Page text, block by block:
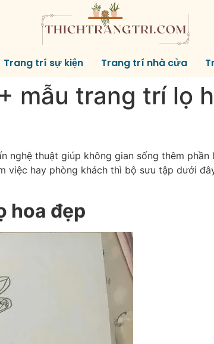
Trang trí sự kiện Trang trí nhà cửa
mẫu trang trí lọ
nghệ thuật giúp không gian sống thêm
việc hay phòng khách thì bộ sưu tập dưới
hoa đẹp